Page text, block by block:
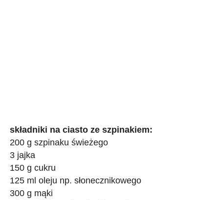
składniki na ciasto ze szpinakiem:
200 g szpinaku świeżego
3 jajka
150 g cukru
125 ml oleju np. słonecznikowego
300 g mąki